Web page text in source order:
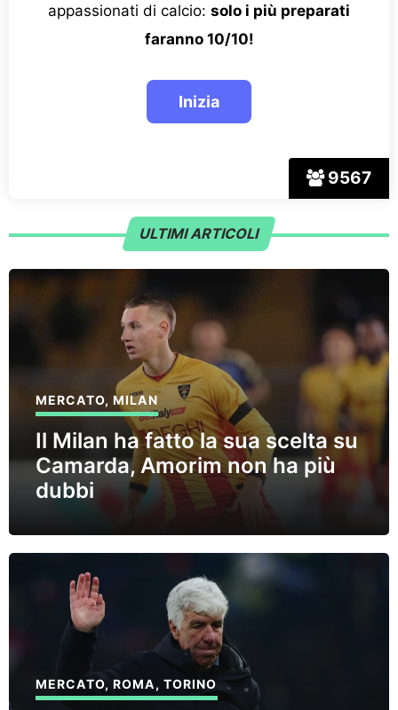
9567
appassionati di calcio: solo i più preparati
faranno 10/10!
ULTIMI ARTICOLI
MERCATO,MILAN
Il Milan ha fatto la sua scelta su
Camarda, Amorim non ha più
dubbi
MERCATO,ROMA, TORINO